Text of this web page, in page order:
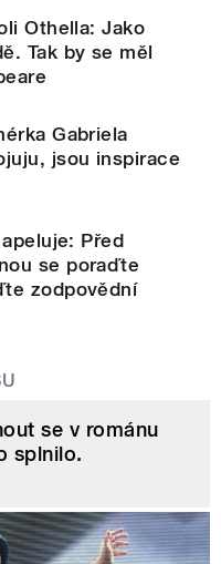
Othella: Jako
Tak by se měl
Gabriela
jsou inspirace
Před
se poraďte
zodpovědní
se v románu
splnilo.